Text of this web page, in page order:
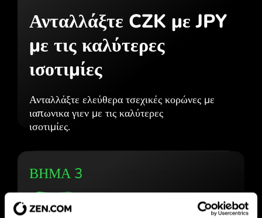
Ανταλλάξτε CZK με JPY
με τις καλύτερες
ισοτιμίες
Ανταλλάξτε ελεύθερα τσεχικές κορώνες με
ιαπωνικα γιεν με τις καλύτερες
ισοτιμίες.
ΒΗΜΑ 3